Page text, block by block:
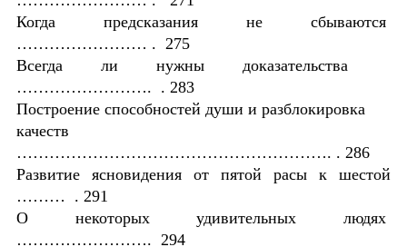
Когда предсказания не сбываются
…………………… . 275
Всегда ли нужны доказательства
……………………. . 283
Построение способностей души и разблокировка
качеств
…………………………………………………. . 286
Развитие ясновидения от пятой расы к шестой
……… . 291
О некоторых удивительных людях
……………………. 294